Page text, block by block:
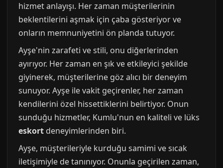
hizmet anlayışı. Her zaman müşterilerinin
beklentilerini aşmak için çaba gösteriyor ve
onların memnuniyetini ön planda tutuyor.
Ayşe'nin zarafeti ve stili, onu diğerlerinden
ayırıyor. Her zaman en şık ve etkileyici şekilde
giyinerek, müşterilerine göz alıcı bir deneyim
sunuyor. Ayşe ile vakit geçirenler, her zaman
kendilerini özel hissettiklerini belirtiyor. Onun
sunduğu hizmetler, Kumlu'nun en kaliteli ve lüks
eskort deneyimlerinden biri.
Ayşe, müşterileriyle kurduğu samimi ve sıcak
iletişimiyle de tanınıyor. Onunla geçirilen zaman,